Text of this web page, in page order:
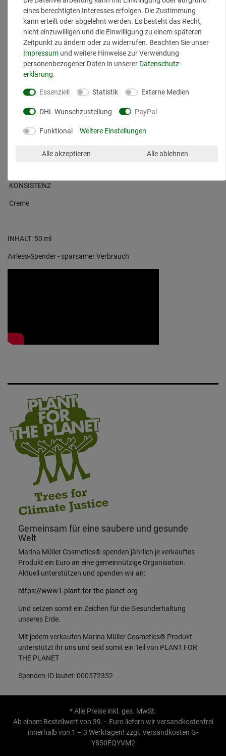
Eigenschaften, bekämpft Pickel und Unreinheiten.
Salicylsäure:Wirkt porentief reinigend und verfeinert das
Hautbild, löst abgestorbene Hautzellen und beugt
Verstopfungen der Poren vor.
Anwendung:
Tragen Sie die Creme morgens und abends auf die gereinigte Haut
Reinere und glattere Haut
Verfeinertes Hautbild
Mattierter Teint
KONSISTENZ
Creme
INHALT: 50 ml
Airless-Spender - sparsamer Verbrauch
Gemeinsam für eine saubere und gesunde
Welt
Marina Müller Cosmetics® spenden jährlich je verkauftes
Produkt ein Euro an eine gemeinnützige Organisation.
Aktuell unterstützen und spenden wir an:
https://www1.plant-for-the-planet.org
Und setzen somit ein Zeichen für die Gesunderhaltung
unseres Erde.
Mit jedem verkaufen Marina Müller Cosmetics® Produkt
unterstützt ihr uns und seid somit ein Teil von PLANT FOR
THE PLANET
Spenden-ID lautet: 000572352
* Alle Preise inkl. ges. MwSt.
Ab einem Bestellwert von 39.– Euro liefern wir versandkostenfrei
innerhalb von 1 – 3 Werktagen! zzgl. Versandkosten G-
Y850FQYVM2
eines berechtigten Interesses erfolgen. Die Zustimmung
kann erteilt oder abgelehnt werden. Es besteht das Recht,
nicht einzuwilligen und die Einwilligung zu einem späteren
Zeitpunkt zu ändern oder zu widerrufen. Beachten Sie unser
Impressum und weitere Hinweise zur Verwendung
personenbezogener Daten in unserer Daten­schutz­
erklärung.
Essenziell Statistik Externe Medien
DHL Wunschzustellung PayPal
Funktional Weitere Einstellungen
Alle akzeptieren Alle ablehnen